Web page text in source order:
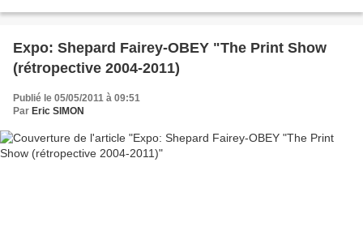
Expo: Shepard Fairey-OBEY "The Print Show
(rétropective 2004-2011)
Publié le 05/05/2011 à 09:51
Par Eric SIMON